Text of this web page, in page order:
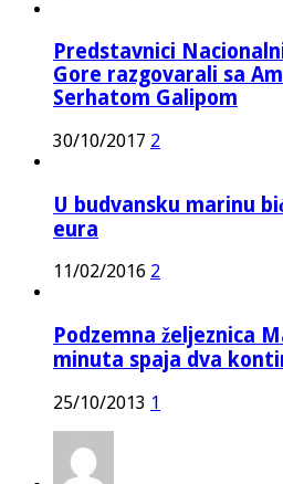
Predstavnici
Gore razgovarali sa
Serhatom Galipom
30/10/2017 2
U budvansku marinu
eura
11/02/2016 2
Podzemna željeznica
minuta spaja dva
25/10/2013 1